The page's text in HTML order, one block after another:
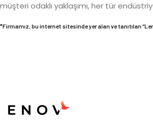
müşteri odaklı yaklaşımı, her tür
*Firmamız, bu internet sitesinde yer alan ve tanıtılan “